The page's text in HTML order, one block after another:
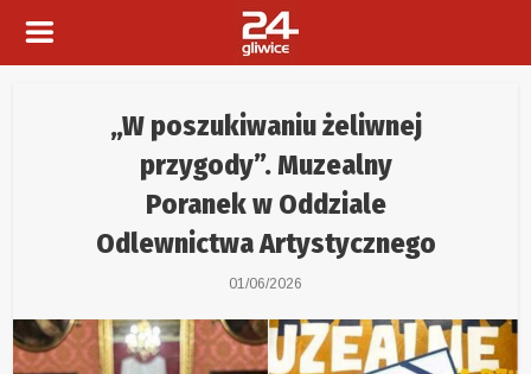
„W poszukiwaniu żeliwnej
przygody”. Muzealny
Poranek w Oddziale
Odlewnictwa Artystycznego
01/06/2026